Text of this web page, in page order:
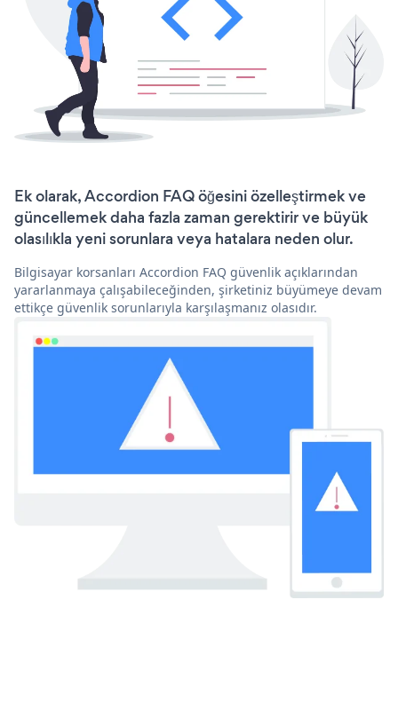
Ek olarak, Accordion FAQ öğesini özelleştirmek ve
güncellemek daha fazla zaman gerektirir ve büyük
olasılıkla yeni sorunlara veya hatalara neden olur.
Bilgisayar korsanları Accordion FAQ güvenlik açıklarından
yararlanmaya çalışabileceğinden, şirketiniz büyümeye devam
ettikçe güvenlik sorunlarıyla karşılaşmanız olasıdır.